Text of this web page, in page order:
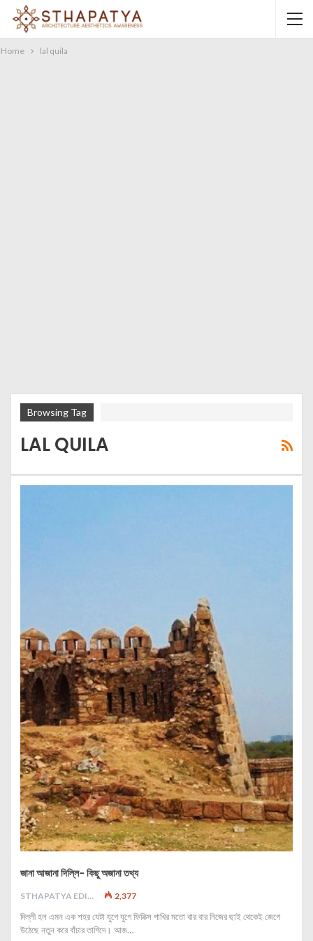
Home lal quila
Browsing Tag
LAL QUILA
জানা আজানা দিল্লি- কিছু অজানা তথ্য
STHAPATYA EDITORIAL 2,377
দিল্লী হল এমন এক শহর যেটা যুগে যুগে ফিনিক্স পাখির মতো বার বার নিজের ছাই থেকেই জেগে
উঠেছে নতুন করে বাঁচার তাগিদে। আজ…